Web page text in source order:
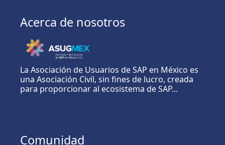
Acerca de nosotros
La Asociación de Usuarios de SAP en México es
una Asociación Civil, sin fines de lucro, creada
para proporcionar al ecosistema de SAP...
Comunidad